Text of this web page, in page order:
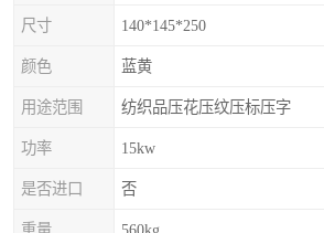
尺寸 140*145*250
颜色 蓝黄
用途范围 纺织品压花压纹压标压字
功率 15kw
是否进口 否